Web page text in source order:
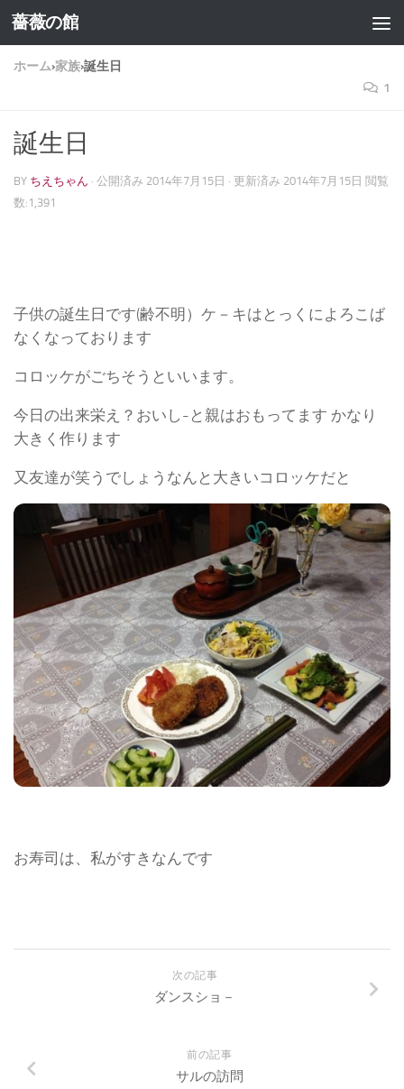
コンテンツへスキップ
薔薇の館
ホーム›家族›誕生日
1
誕生日
BY ちえちゃん · 公開済み 2014年7月15日 · 更新済み 2014年7月15日 閲覧
数:1,391
子供の誕生日です(齢不明）ケ－キはとっくによろこば
なくなっております
コロッケがごちそうといいます。
今日の出来栄え？おいし-と親はおもってます かなり
大きく作ります
又友達が笑うでしょうなんと大きいコロッケだと
お寿司は、私がすきなんです
次の記事
ダンスショ－
前の記事
サルの訪問